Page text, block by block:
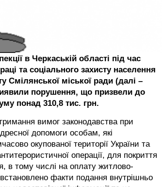
в Черкаській області під час
та соціального захисту населення
Смілянської міської ради (далі –
порушення, що призвели до
понад 310,8 тис. грн.
вимог законодавства при
допомоги особам, які
окупованої території України та
операції, для покриття
в тому числі на оплату житлово-
факти подання внутрішньо